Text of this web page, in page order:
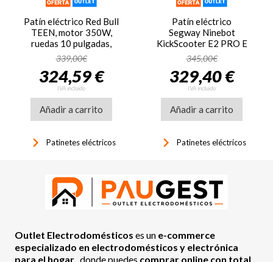
Patín eléctrico Red Bull
TEEN, motor 350W,
ruedas 10 pulgadas,
velocidad 25 km/h,
autonomía 25 km, 7500
mAh, homologado, IPX4,
patinete azul, rojo y negro
339,00€
324,59 €
IVA incluido
Añadir a carrito
keyboard_arrow_right Patinetes eléctricos
Patín eléctrico
Segway Ninebot
KickScooter E2 PRO E
Powered, ruedas 10
pulgadas, 350W,
autonomía 35 km,
velocidad 25 km/h, batería
275 Wh
345,00€
329,40 €
IVA incluido
Añadir a carrito
keyboard_arrow_right Patinetes eléctricos
Outlet Electrodomésticos es un e-commerce
especializado en electrodomésticos y electrónica
para el hogar , donde puedes comprar online con total